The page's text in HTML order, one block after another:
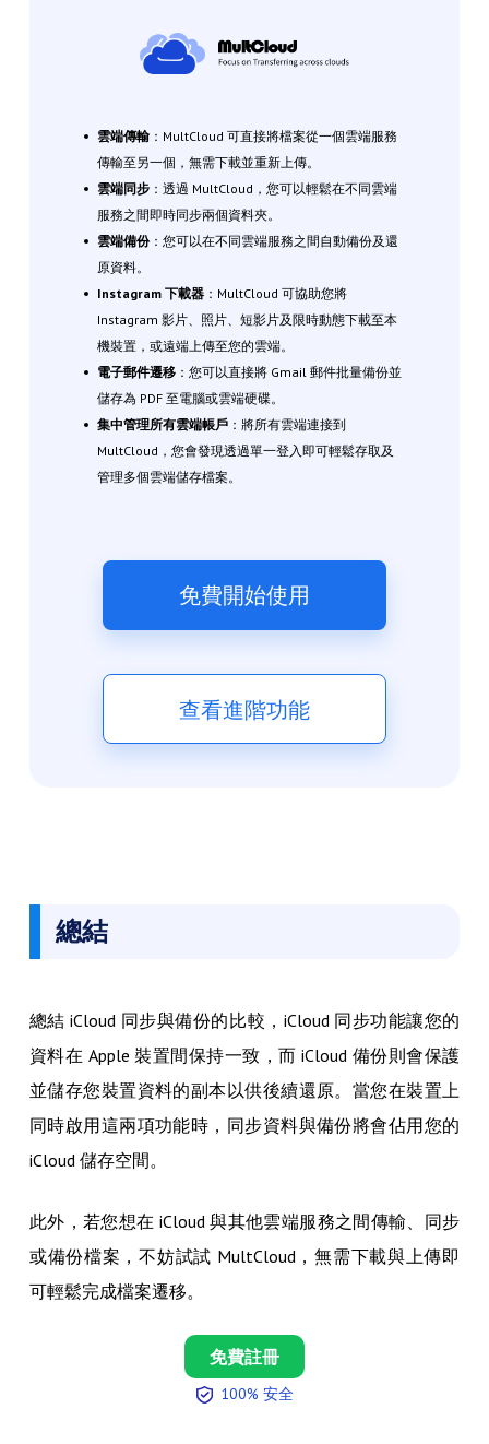
雲端傳輸：MultCloud 可直接將檔案從一個雲端服務
傳輸至另一個，無需下載並重新上傳。
雲端同步：透過 MultCloud，您可以輕鬆在不同雲端
服務之間即時同步兩個資料夾。
雲端備份：您可以在不同雲端服務之間自動備份及還
原資料。
Instagram 下載器：MultCloud 可協助您將
Instagram 影片、照片、短影片及限時動態下載至本
機裝置，或遠端上傳至您的雲端。
電子郵件遷移：您可以直接將 Gmail 郵件批量備份並
儲存為 PDF 至電腦或雲端硬碟。
集中管理所有雲端帳戶：將所有雲端連接到
MultCloud，您會發現透過單一登入即可輕鬆存取及
管理多個雲端儲存檔案。
免費開始使用
查看進階功能
總結
總結 iCloud 同步與備份的比較，iCloud 同步功能讓您的
資料在 Apple 裝置間保持一致，而 iCloud 備份則會保護
並儲存您裝置資料的副本以供後續還原。當您在裝置上
同時啟用這兩項功能時，同步資料與備份將會佔用您的
iCloud 儲存空間。
此外，若您想在 iCloud 與其他雲端服務之間傳輸、同步
或備份檔案，不妨試試 MultCloud，無需下載與上傳即
可輕鬆完成檔案遷移。
免費註冊
100% 安全